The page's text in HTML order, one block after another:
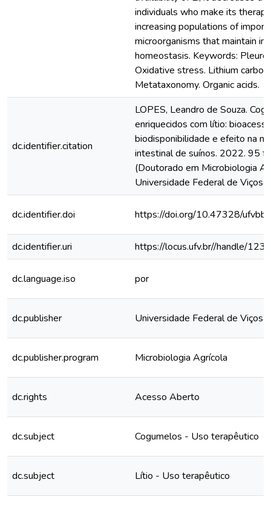
individuals who make its
increasing populations of
microorganisms that maintain
homeostasis. Keywords:
Oxidative stress. Lithium
Metataxonomy. Organic acids.
dc.identifier.citation
LOPES, Leandro de Souza.
enriquecidos com lítio:
biodisponibilidade e efeito na
intestinal de suínos. 2022. 95 f.
(Doutorado em Microbiologia
Universidade Federal de
dc.identifier.doi https://doi.org/10.47328/
dc.identifier.uri https://locus.ufv.br//handle/
dc.language.iso por
dc.publisher Universidade Federal de Viçosa
dc.publisher.program Microbiologia Agrícola
dc.rights Acesso Aberto
dc.subject Cogumelos - Uso terapêutico
dc.subject Lítio - Uso terapêutico